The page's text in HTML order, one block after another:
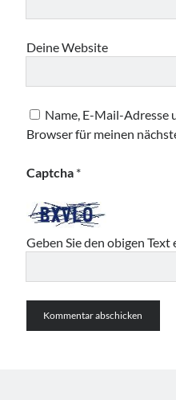
Deine Website
Name, E-Mail-Adresse
Browser für meinen
Captcha *
Geben Sie den obigen Text